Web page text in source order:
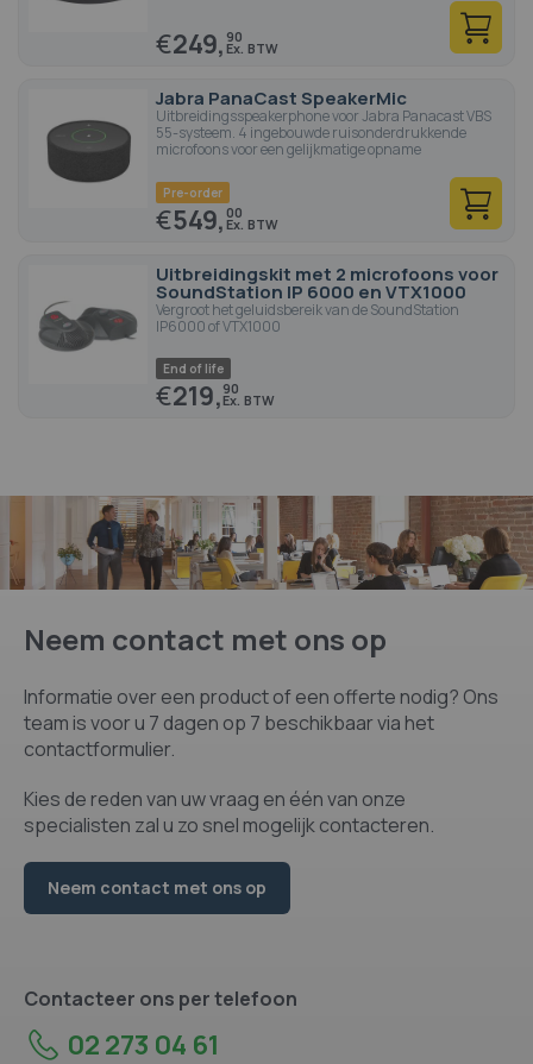
€249, 90
Jabra PanaCast SpeakerMic
Uitbreidingsspeakerphone voor Jabra Panacast VBS
55-systeem. 4 ingebouwde ruisonderdrukkende
microfoons voor een gelijkmatige opname
Pre-order
€549,00
Uitbreidingskit met 2 microfoons voor
SoundStation IP 6000 en VTX1000
Vergroot het geluidsbereik van de SoundStation
IP6000 of VTX1000
End of life
€219,90
Neem contact met ons op
Informatie over een product of een offerte nodig? Ons
team is voor u 7 dagen op 7 beschikbaar via het
contactformulier.
Kies de reden van uw vraag en één van onze
specialisten zal u zo snel mogelijk contacteren.
Neem contact met ons op
Contacteer ons per telefoon
02 273 04 61